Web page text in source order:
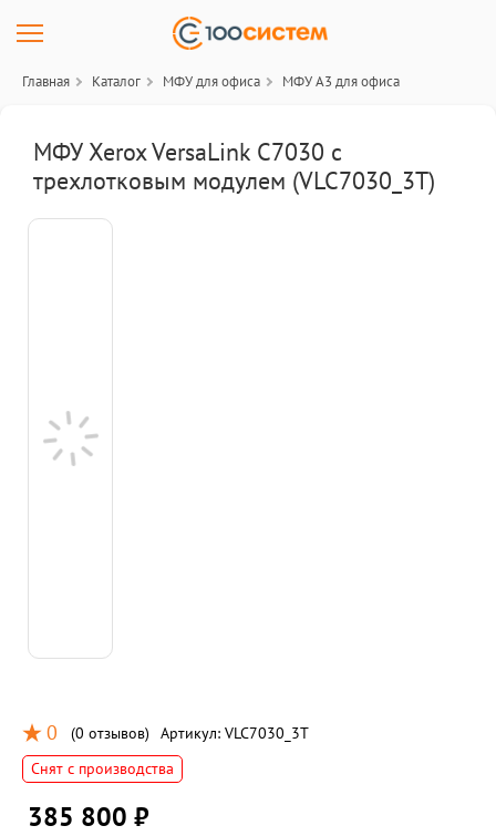
Главная Каталог МФУ для офиса МФУ A3 для офиса
МФУ Xerox VersaLink C7030 с
трехлотковым модулем (VLC7030_3T)
0 (0 отзывов) Артикул: VLC7030_3T
Снят с производства
385 800 ₽